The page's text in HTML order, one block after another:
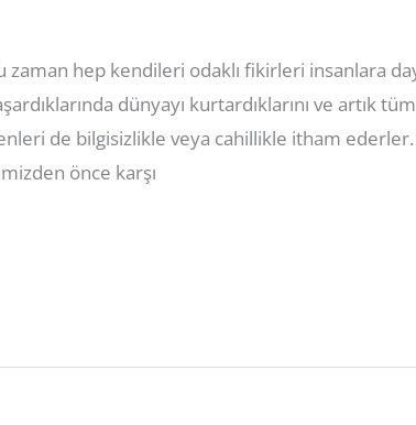
zaman hep kendileri odaklı fikirleri insanlara
dünyayı kurtardıklarını ve artık
de bilgisizlikle veya cahillikle itham
önce karşı